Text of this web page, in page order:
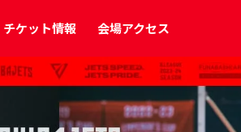
チケット情報 会場アクセス